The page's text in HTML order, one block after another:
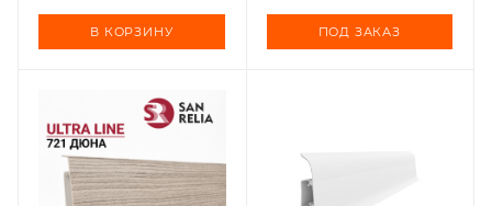
В КОРЗИНУ ПОД ЗАКАЗ